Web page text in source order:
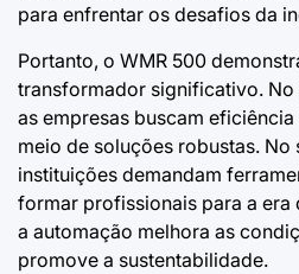
para enfrentar os desafios da
Portanto, o WMR 500
transformador significativo. No
as empresas buscam
meio de soluções robustas. No
instituições demandam
formar profissionais para a era
a automação melhora as
promove a sustentabilidade.